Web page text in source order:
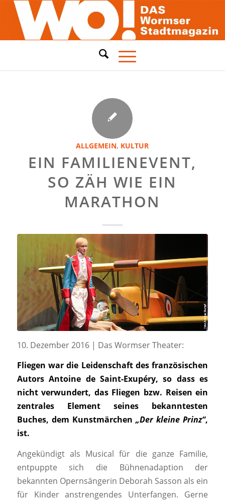
ALLGEMEIN, KULTUR
EIN FAMILIENEVENT,
SO ZÄH WIE EIN
MARATHON
10. Dezember 2016 | Das Wormser Theater:
Fliegen war die Leidenschaft des französischen
Autors Antoine de Saint-Exupéry, so dass es
nicht verwundert, das Fliegen bzw. Reisen ein
zentrales Element seines bekanntesten
Buches, dem Kunstmärchen „Der kleine Prinz“,
ist.
Angekündigt als Musical für die ganze Familie,
entpuppte sich die Bühnenadaption der
bekannten Opernsängerin Deborah Sasson als ein
für Kinder anstrengendes Unterfangen. Gerne